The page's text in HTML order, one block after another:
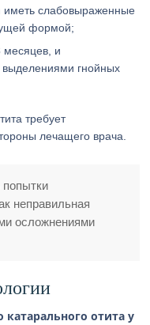
иметь слабовыраженные
формой;
месяцев, и
выделениями гнойных
требует
лечащего врача.
попытки
неправильная
осложнениями
катарального отита у